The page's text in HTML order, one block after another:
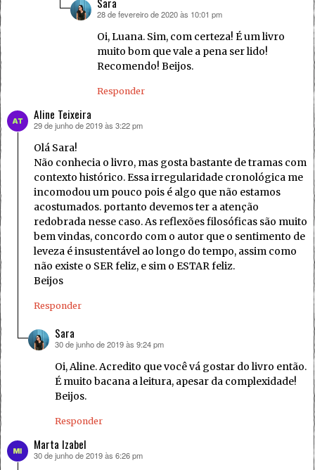
disse:
28 de fevereiro de 2020 às 10:01 pm
Oi, Luana. Sim, com certeza! É um livro
muito bom que vale a pena ser lido!
Recomendo! Beijos.
Responder
Aline Teixeira
disse:
29 de junho de 2019 às 3:22 pm
Olá Sara!
Não conhecia o livro, mas gosta bastante de tramas com
contexto histórico. Essa irregularidade cronológica me
incomodou um pouco pois é algo que não estamos
acostumados. portanto devemos ter a atenção
redobrada nesse caso. As reflexões filosóficas são muito
bem vindas, concordo com o autor que o sentimento de
leveza é insustentável ao longo do tempo, assim como
não existe o SER feliz, e sim o ESTAR feliz.
Beijos
Responder
Sara
disse:
30 de junho de 2019 às 9:24 pm
Oi, Aline. Acredito que você vá gostar do livro então.
É muito bacana a leitura, apesar da complexidade!
Beijos.
Responder
Marta Izabel
disse:
30 de junho de 2019 às 6:26 pm